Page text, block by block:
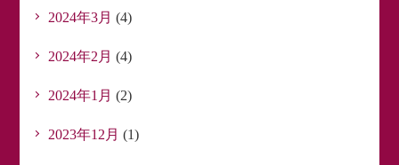
2024年3月 (4)
2024年2月 (4)
2024年1月 (2)
2023年12月 (1)